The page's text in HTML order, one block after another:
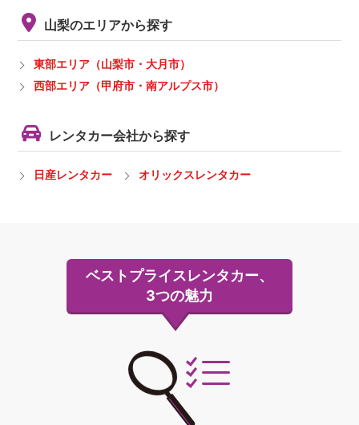
山梨のエリアから探す
東部エリア（山梨市・大月市）
西部エリア（甲府市・南アルプス市）
レンタカー会社から探す
日産レンタカー オリックスレンタカー
ベストプライスレンタカー、
3つの魅力